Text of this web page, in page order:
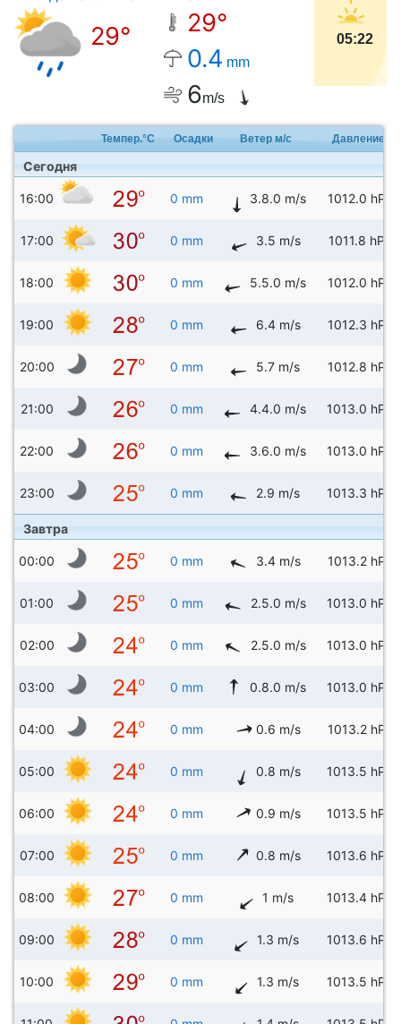
29°
29°
0.4 mm
6m/s
05:22
Темпер.°C Осадки Ветер м/с Давление
Сегодня
16:00 0 mm 3.8.0 m/s 1012.0 hPa
17:00 0 mm 3.5 m/s 1011.8 hPa
18:00 0 mm 5.5.0 m/s 1012.0 hPa
19:00 0 mm 6.4 m/s 1012.3 hPa
20:00 0 mm 5.7 m/s 1012.8 hPa
21:00 0 mm 4.4.0 m/s 1013.0 hPa
22:00 0 mm 3.6.0 m/s 1013.0 hPa
23:00 0 mm 2.9 m/s 1013.3 hPa
Завтра
00:00 0 mm 3.4 m/s 1013.2 hPa
01:00 0 mm 2.5.0 m/s 1013.0 hPa
02:00 0 mm 2.5.0 m/s 1013.0 hPa
03:00 0 mm 0.8.0 m/s 1013.0 hPa
04:00 0 mm 0.6 m/s 1013.2 hPa
05:00 0 mm 0.8 m/s 1013.5 hPa
06:00 0 mm 0.9 m/s 1013.5 hPa
07:00 0 mm 0.8 m/s 1013.6 hPa
08:00 0 mm 1 m/s 1013.4 hPa
09:00 0 mm 1.3 m/s 1013.6 hPa
10:00 0 mm 1.3 m/s 1013.5 hPa